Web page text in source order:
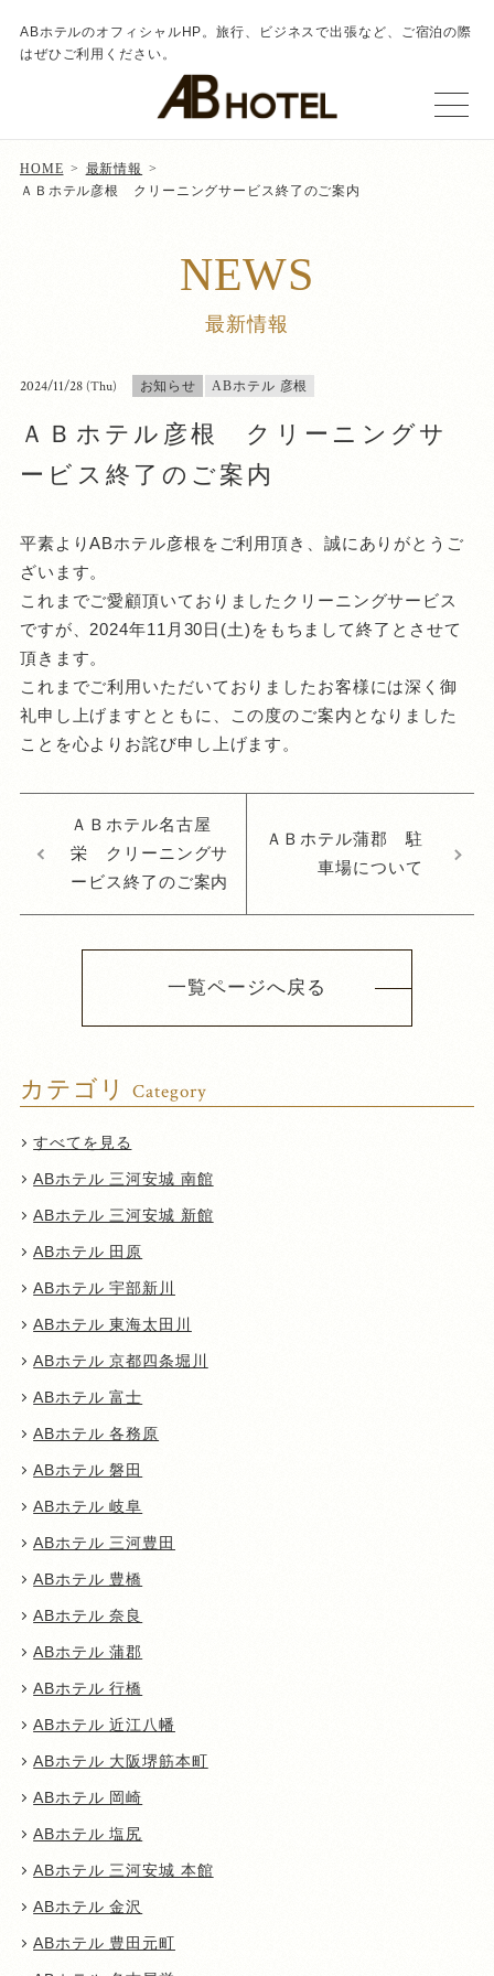
ABホテルのオフィシャルHP。旅行、ビジネスで出張など、ご宿泊の際
はぜひご利用ください。
HOME
最新情報
ＡＢホテル彦根 クリーニングサービス終了のご案内
NEWS
最新情報
2024/11/28 (Thu) お知らせ ABホテル 彦根
ＡＢホテル彦根 クリーニングサ
ービス終了のご案内
平素よりABホテル彦根をご利用頂き、誠にありがとうご
ざいます。
これまでご愛顧頂いておりましたクリーニングサービス
ですが、2024年11月30日(土)をもちまして終了とさせて
頂きます。
これまでご利用いただいておりましたお客様には深く御
礼申し上げますとともに、この度のご案内となりました
ことを心よりお詫び申し上げます。
ＡＢホテル名古屋
栄 クリーニングサ
ービス終了のご案内
ＡＢホテル蒲郡 駐
車場について
一覧ページへ戻る
カテゴリ Category
すべてを見る
ABホテル 三河安城 南館
ABホテル 三河安城 新館
ABホテル 田原
ABホテル 宇部新川
ABホテル 東海太田川
ABホテル 京都四条堀川
ABホテル 富士
ABホテル 各務原
ABホテル 磐田
ABホテル 岐阜
ABホテル 三河豊田
ABホテル 豊橋
ABホテル 奈良
ABホテル 蒲郡
ABホテル 行橋
ABホテル 近江八幡
ABホテル 大阪堺筋本町
ABホテル 岡崎
ABホテル 塩尻
ABホテル 三河安城 本館
ABホテル 金沢
ABホテル 豊田元町